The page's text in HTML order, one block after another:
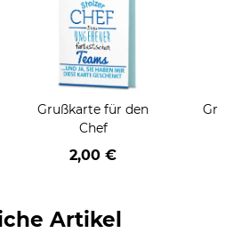
Grußkarte für den
Chef
2,00 €
Artikel